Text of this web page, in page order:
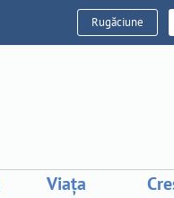
Rugăciune
Viața